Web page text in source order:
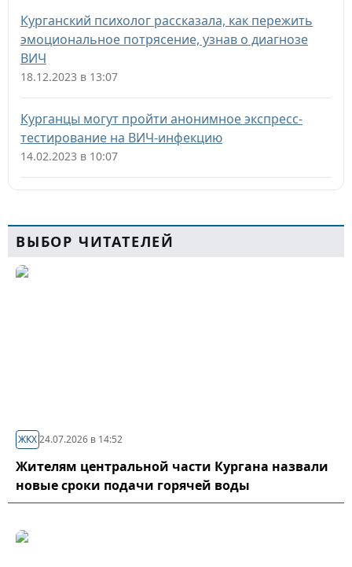
Курганский психолог рассказала, как пережить
эмоциональное потрясение, узнав о диагнозе
ВИЧ
18.12.2023 в 13:07
Курганцы могут пройти анонимное экспресс-
тестирование на ВИЧ-инфекцию
14.02.2023 в 10:07
ВЫБОР ЧИТАТЕЛЕЙ
ЖКХ24.07.2026 в 14:52
Жителям центральной части Кургана назвали
новые сроки подачи горячей воды